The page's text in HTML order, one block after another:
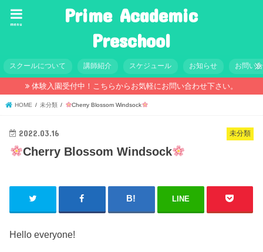
Prime Academic
Preschool
menu
スクールについて 講師紹介 スケジュール お知らせ お問い
体験入園受付中！こちらからお気軽にお問い合わせ下さい。
HOME 未分類 Cherry Blossom Windsock
未分類
2022.03.16
Cherry Blossom Windsock
LINE
Hello everyone!